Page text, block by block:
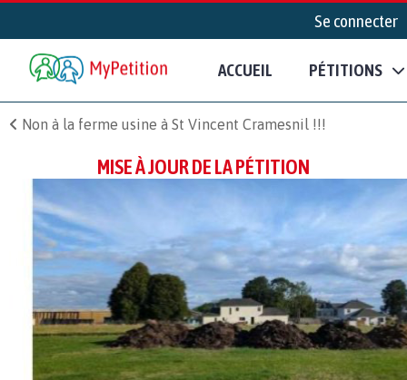
Se connecter
ACCUEIL PÉTITIONS
Non à la ferme usine à St Vincent Cramesnil !!!
MISE À JOUR DE LA PÉTITION